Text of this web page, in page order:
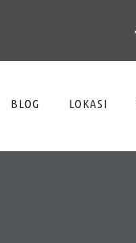
BLOG LOKASI